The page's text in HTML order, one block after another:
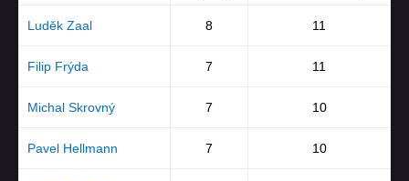
Luděk Zaal 8 11
Filip Frýda 7 11
Michal Skrovný 7 10
Pavel Hellmann 7 10